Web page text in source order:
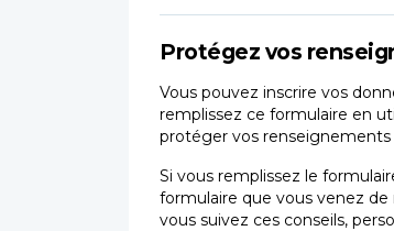
Protégez vos
Vous pouvez inscrire vos
remplissez ce formulaire en
protéger vos renseignements
Si vous remplissez le
formulaire que vous venez
vous suivez ces conseils,